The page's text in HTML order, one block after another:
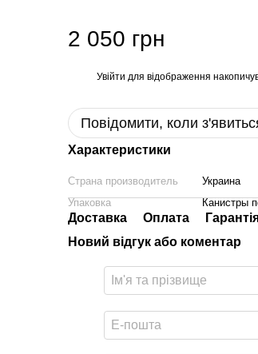
2 050 грн
Увійти для відображення
Повідомити, коли
Характеристики
Страна производитель
Украина
Упаковка
Канистры
Доставка Оплата
Новий відгук або коментар